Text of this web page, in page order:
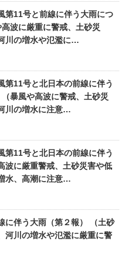
第11号と前線に伴う大雨につ
波に厳重に警戒、土砂災
川の増水や氾濫に…
第11号と北日本の前線に伴う
暴風や高波に警戒、土砂災
川の増水に注意…
第11号と北日本の前線に伴う
波に厳重警戒、土砂災害や低
水、高潮に注意…
に伴う大雨（第２報） （土砂
河川の増水や氾濫に厳重に警